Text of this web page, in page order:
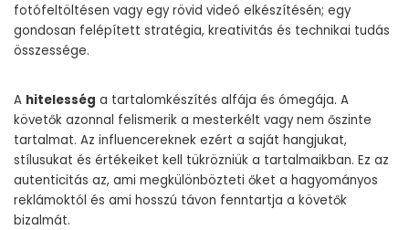
fotófeltöltésen vagy egy rövid videó elkészítésén; egy
gondosan felépített stratégia, kreativitás és technikai tudás
összessége.
A hitelesség a tartalomkészítés alfája és ómegája. A
követők azonnal felismerik a mesterkélt vagy nem őszinte
tartalmat. Az influencereknek ezért a saját hangjukat,
stílusukat és értékeiket kell tükrözniük a tartalmaikban. Ez az
autenticitás az, ami megkülönbözteti őket a hagyományos
reklámoktól és ami hosszú távon fenntartja a követők
bizalmát.